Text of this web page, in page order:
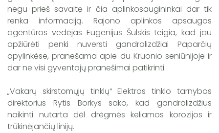
negu prieš savaitę ir čia aplinkosaugininkai dar tik
renka informaciją. Rajono aplinkos apsaugos
agentūros vedėjas Eugenijus Šulskis teigia, kad jau
apžiūrėti penki nuversti gandralizdžiai Paparčių
apylinkėse, pranešama apie du Kruonio seniūnijoje ir
dar ne visi gyventojų pranešimai patikrinti.
„Vakarų skirstomųjų tinklų“ Elektros tinklo tarnybos
direktorius Rytis Borkys sako, kad gandralizdžius
naikinti nutarta dėl drėgmės keliamos korozijos ir
trūkinėjančių linijų.